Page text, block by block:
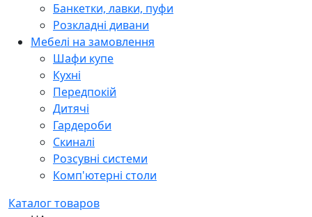
Банкетки, лавки, пуфи
Розкладні дивани
Мебелі на замовлення
Шафи купе
Кухні
Передпокій
Дитячі
Гардероби
Скиналі
Розсувні системи
Комп'ютерні столи
Каталог товаров